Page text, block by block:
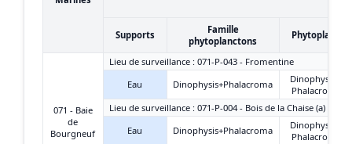
Supports
Famille
phytoplanctons
071 - Baie
de
Bourgneuf
Lieu de surveillance : 071-P-043 - Fromentine
Eau
Dinophysis+Phalacroma
Dinophysis +
Phalacroma
Lieu de surveillance : 071-P-004 - Bois de la Chaise (a)
Eau
Dinophysis+Phalacroma
Dinophysis +
Phalacroma